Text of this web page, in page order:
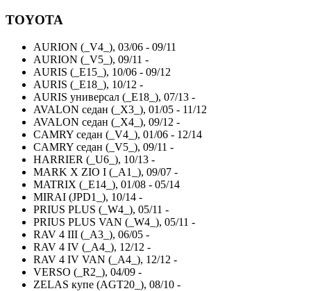
TOYOTA
AURION (_V4_), 03/06 - 09/11
AURION (_V5_), 09/11 -
AURIS (_E15_), 10/06 - 09/12
AURIS (_E18_), 10/12 -
AURIS универсал (_E18_), 07/13 -
AVALON седан (_X3_), 01/05 - 11/12
AVALON седан (_X4_), 09/12 -
CAMRY седан (_V4_), 01/06 - 12/14
CAMRY седан (_V5_), 09/11 -
HARRIER (_U6_), 10/13 -
MARK X ZIO I (_A1_), 09/07 -
MATRIX (_E14_), 01/08 - 05/14
MIRAI (JPD1_), 10/14 -
PRIUS PLUS (_W4_), 05/11 -
PRIUS PLUS VAN (_W4_), 05/11 -
RAV 4 III (_A3_), 06/05 -
RAV 4 IV (_A4_), 12/12 -
RAV 4 IV VAN (_A4_), 12/12 -
VERSO (_R2_), 04/09 -
ZELAS купе (AGT20_), 08/10 -